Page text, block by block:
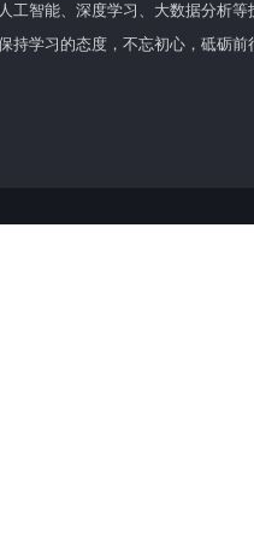
工智能、深度学习、大数据分析
持学习的态度，不忘初心，砥砺前